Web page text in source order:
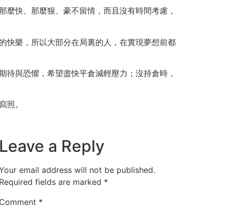
快、那麼狠、豪不留情，而且沒有時間考慮，
快樂，所以大部分在局裏的人，在實現夢想前都
與恐懼，希望盡快平倉減輕壓力；沒持倉時，
照。
Leave a Reply
email address will not be published.
Required fields are marked *
Comment *